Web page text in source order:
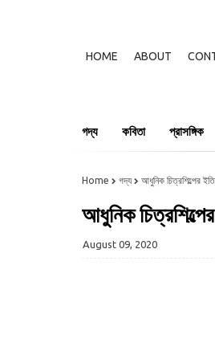
HOME ABOUT
গদ্য কবিতা প্রাসঙ্গিক
Home গদ্য আধুনিক চিত্রশিল্পের
আধুনিক
August 09, 2020